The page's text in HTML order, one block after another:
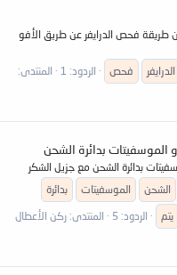
طريقة فحص الدرايفر عن طريق الأفو
الدرايفر فحص الردود: 1
المنتدى:
بدائرة الشحن
بدائرة الشحن مع جزيل الشكر
الشحن الموسفيتات
بدائرة
يتم الردود: 5 المنتدى: ركن الأعطال